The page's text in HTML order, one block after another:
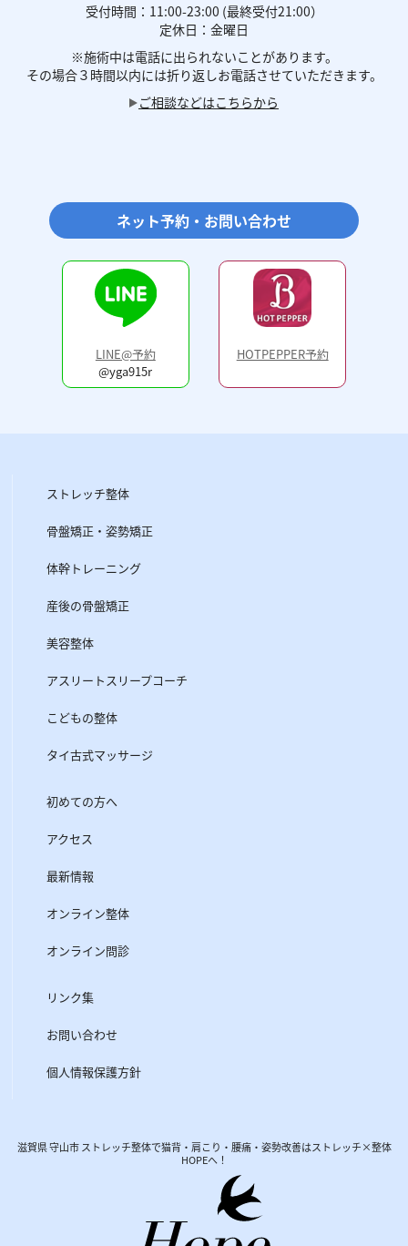
受付時間：11:00-23:00 (最終受付21:00）
定休日：金曜日
※施術中は電話に出られないことがあります。
その場合３時間以内には折り返しお電話させていただきます。
ご相談などはこちらから
ネット予約・お問い合わせ
LINE@予約
@yga915r
HOTPEPPER予約
ストレッチ整体
骨盤矯正・姿勢矯正
体幹トレーニング
産後の骨盤矯正
美容整体
アスリートスリープコーチ
こどもの整体
タイ古式マッサージ
初めての方へ
アクセス
最新情報
オンライン整体
オンライン問診
リンク集
お問い合わせ
個人情報保護方針
滋賀県 守山市 ストレッチ整体で猫背・肩こり・腰痛・姿勢改善はストレッチ×整体
HOPEへ！